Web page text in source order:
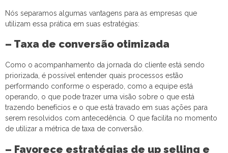
Nós separamos algumas vantagens para as empresas que
utilizam essa prática em suas estratégias:
– Taxa de conversão otimizada
Como o acompanhamento da jornada do cliente está sendo
priorizada, é possível entender quais processos estão
performando conforme o esperado, como a equipe está
operando, o que pode trazer uma visão sobre o que está
trazendo benefícios e o que está travado em suas ações para
serem resolvidos com antecedência. O que facilita no momento
de utilizar a métrica de taxa de conversão.
– Favorece estratégias de up selling e